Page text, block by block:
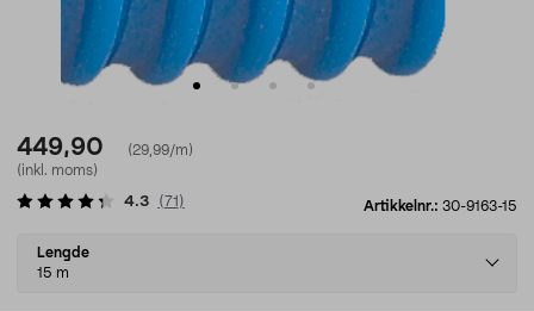
449,90
(29,99/m)
(inkl. moms)
Artikkelnr.: 30-9163-15
4.3 (71 )
Select
variant
Lengde
15 m